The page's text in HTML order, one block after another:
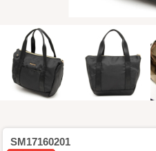
SM17160201